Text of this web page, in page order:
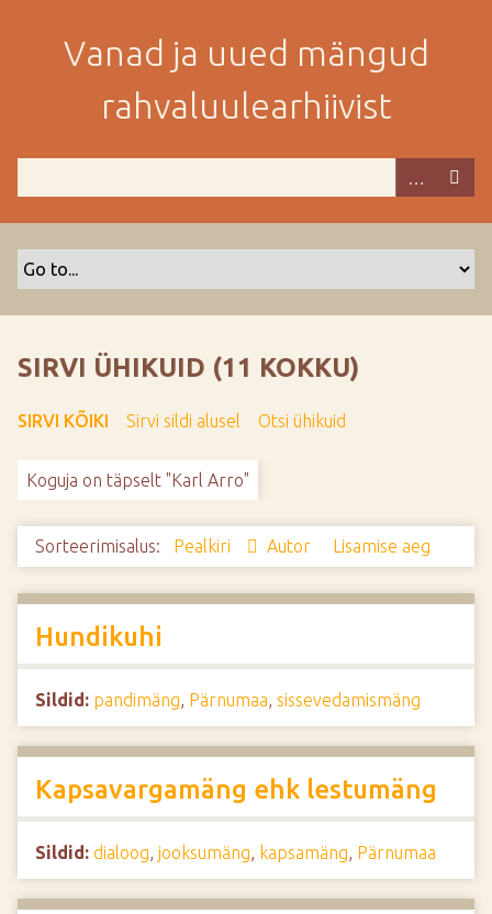
i
Vanad ja uued mängud
rahvaluulearhiivist
SIRVI ÜHIKUID (11 KOKKU)
SIRVI KÕIKI Sirvi sildi alusel Otsi ühikuid
Koguja on täpselt "Karl Arro"
Sorteerimisalus: Pealkiri Autor Lisamise aeg
Hundikuhi
Sildid: pandimäng, Pärnumaa, sissevedamismäng
Kapsavargamäng ehk lestumäng
Sildid: dialoog, jooksumäng, kapsamäng, Pärnumaa